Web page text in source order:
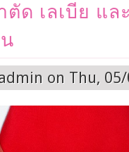
ด เลเบีย แล
on Thu,